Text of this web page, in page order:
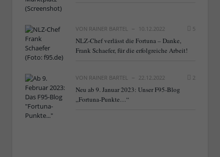
VON RAINER BARTEL 10.12.2022 5
NLZ-Chef verlässt die Fortuna – Danke,
Frank Schaefer, für die erfolgreiche Arbeit!
VON RAINER BARTEL 22.12.2022 2
Neu ab 9. Januar 2023: Unser F95-Blog
„Fortuna-Punkte…“